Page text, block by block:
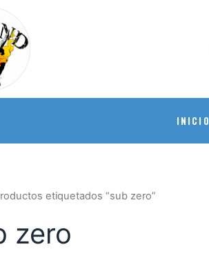
INICIO
etiquetados “sub zero”
zero